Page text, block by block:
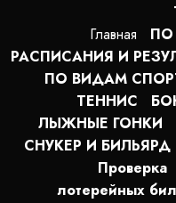
Главная
ПО
РАСПИСАНИЯ И
ПО ВИДАМ
ТЕННИС
ЛЫЖНЫЕ ГОНКИ
СНУКЕР И БИЛЬЯРД
Проверка
лотерейных